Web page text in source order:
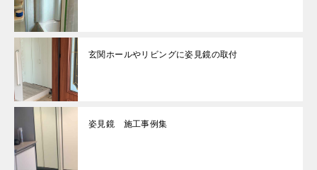
玄関ホールやリビングに姿見鏡の取付
姿見鏡 施工事例集